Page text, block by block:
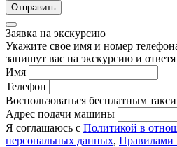
Отправить
Заявка на экскурсию
Укажите свое имя и номер
запишут вас на экскурсию и
Имя
Телефон
Воспользоваться бесплатным такси
Адрес подачи машины
Я соглашаюсь с Политикой в
персональных данных, Правилами